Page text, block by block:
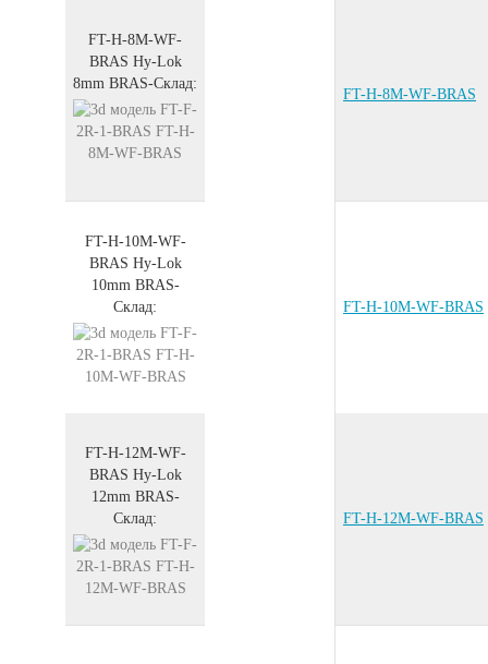
FT-H-8M-WF-
BRAS Hy-Lok
8mm BRAS-Склад:
FT-H-8M-WF-BRAS
FT-H-10M-WF-
BRAS Hy-Lok
10mmBRAS-
Склад:
FT-H-10M-WF-BRAS
FT-H-12M-WF-
BRAS Hy-Lok
12mmBRAS-
Склад:
FT-H-12M-WF-BRAS